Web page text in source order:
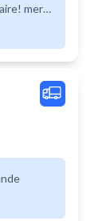
merci